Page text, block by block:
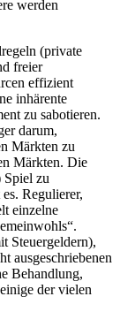
werden
(private
freier
effizient
inhärente
zu sabotieren.
darum,
Märkten zu
Märkten. Die
Spiel zu
Regulierer,
einzelne
Steuergeldern),
ausgeschriebenen
Behandlung,
der vielen